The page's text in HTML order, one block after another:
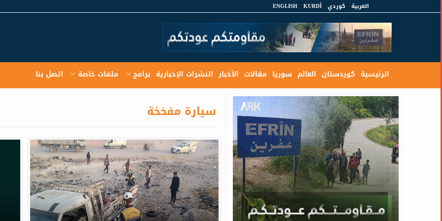
العربية كوردي KURDÎ
ENGLISH
الرئيسية كوردستان العالم سوريا مقالات الأخبار النشرات الإخبارية برامج ملفات خاصة اتصل بنا
سيارة مفخخة